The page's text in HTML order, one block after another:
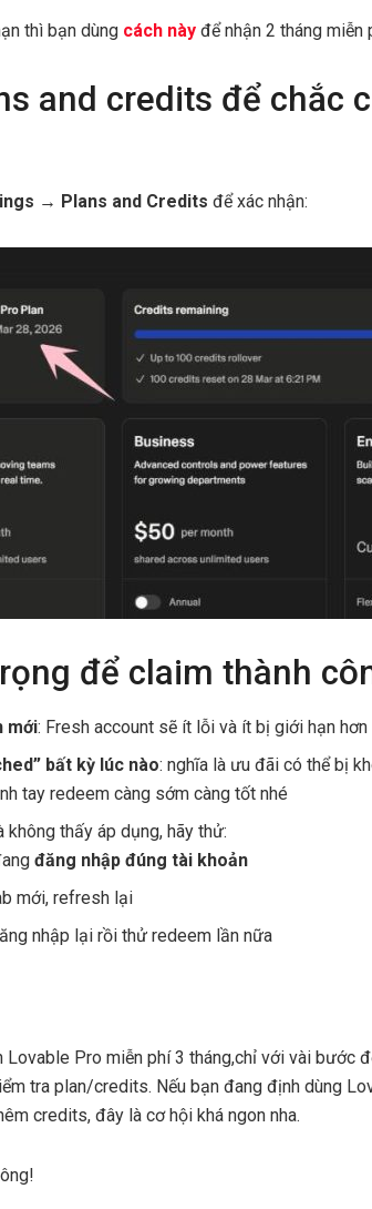
thì bạn dùng cách này để nhận 2 tháng miễn
and credits để chắc
→ Plans and Credits để xác nhận:
để claim thành
mới: Fresh account sẽ ít lỗi và ít bị giới hạn hơn
bất kỳ lúc nào: nghĩa là ưu đãi có thể bị
tay redeem càng sớm càng tốt nhé
không thấy áp dụng, hãy thử:
đăng nhập đúng tài khoản
mới, refresh lại
nhập lại rồi thử redeem lần nữa
Lovable Pro miễn phí 3 tháng,chỉ với vài bước
tra plan/credits. Nếu bạn đang định dùng
credits, đây là cơ hội khá ngon nha.